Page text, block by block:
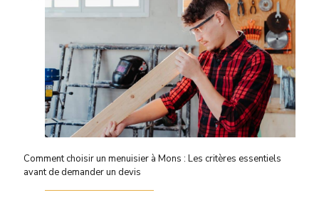
Comment choisir un menuisier à Mons : Les critères essentiels
avant de demander un devis